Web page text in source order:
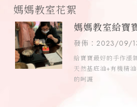
媽媽教室花絮
媽媽教室給寶
膏／哺乳諮詢,
發佈：2023/09/
給寶寶最好的手作漲
天然基底油+有機精
的呵護